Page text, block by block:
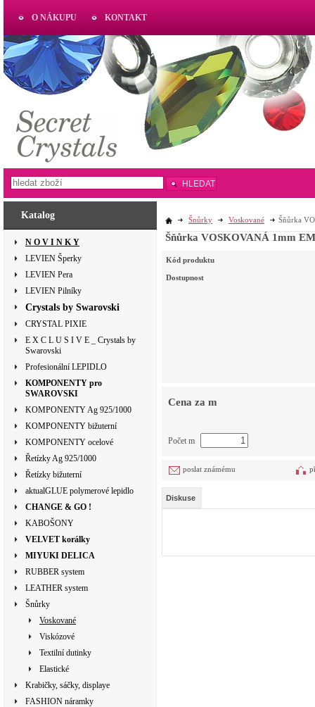
Katalog
N O V I N K Y
LEVIEN Šperky
LEVIEN Pera
LEVIEN Pilníky
Crystals by Swarovski
CRYSTAL PIXIE
E X C L U S I V E _ Crystals by
Swarovski
Profesionální LEPIDLO
KOMPONENTY pro
SWAROVSKI
KOMPONENTY Ag 925/1000
KOMPONENTY bižuterní
KOMPONENTY ocelové
Řetízky Ag 925/1000
Řetízky bižuterní
aktualGLUE polymerové lepidlo
CHANGE & GO !
KABOŠONY
VELVET korálky
MIYUKI DELICA
RUBBER system
LEATHER system
Šnůrky
Voskované
Viskózové
Textilní dutinky
Elastické
Krabičky, sáčky, displaye
FASHION náramky
Šnůrky Voskované Šňůrka
Šňůrka VOSKOVANÁ 1mm
Kód produktu
Dostupnost
Cena za m
Počet m
poslat známému
Diskuse
O NÁKUPU KONTAKT
AKTUAL
www.aktual-koralky.cz
HLEDAT